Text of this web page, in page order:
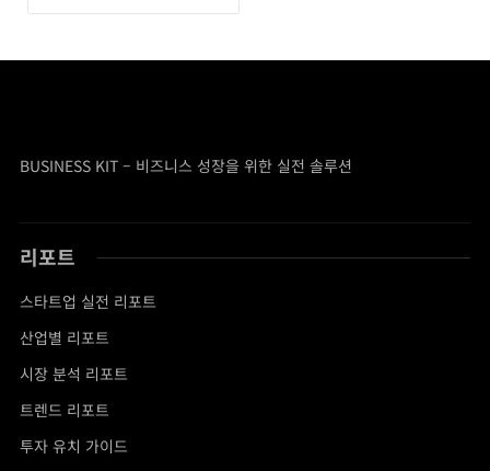
BUSINESS KIT – 비즈니스 성장을 위한 실전 솔루션
리포트
스타트업 실전 리포트
산업별 리포트
시장 분석 리포트
트렌드 리포트
투자 유치 가이드